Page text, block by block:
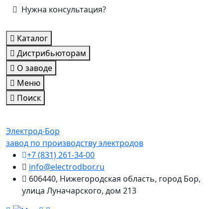
Нужна консультация?
Каталог
Дистрибьюторам
О заводе
Меню
Поиск
Электрод-Бор
завод по производству электродов
+7 (831) 261-34-00
info@electrodbor.ru
606440, Нижегородская область, город Бор,
улица Луначарского, дом 213